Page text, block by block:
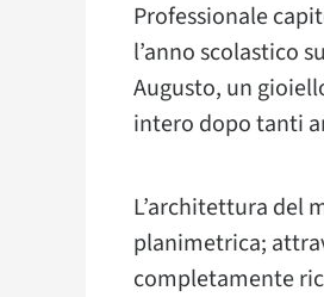
Professionale
l’anno scolastico
Augusto, un
intero dopo tanti
L’architettura del
planimetrica;
completamente